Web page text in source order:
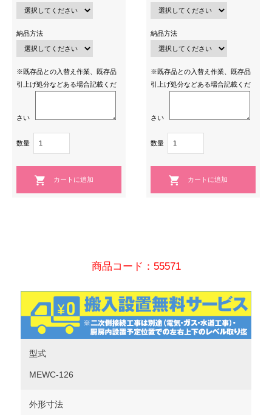
納品方法
※既存品との入替え作業、既存品
引上げ処分などある場合記載くだ
さい
数量
納品方法
※既存品との入替え作業、既存品
引上げ処分などある場合記載くだ
さい
数量
商品コード：55571
型式
MEWC-126
外形寸法